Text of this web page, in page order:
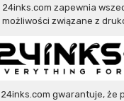
24inks.com zapewnia
możliwości związane z
24inks.com gwarantuje, że